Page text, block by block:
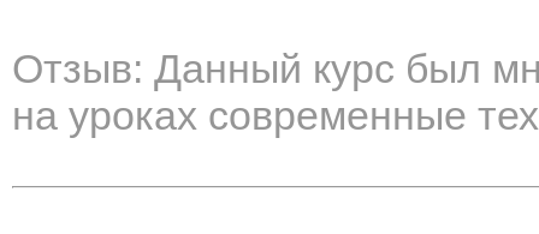
Отзыв: Данный курс был
на уроках современные